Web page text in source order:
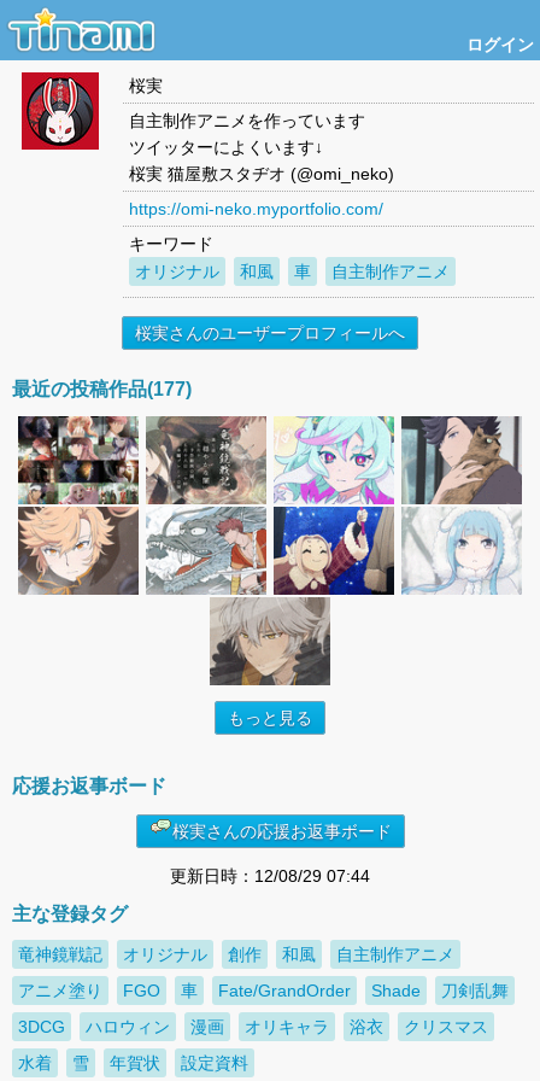
ログイン
桜実
自主制作アニメを作っています
ツイッターによくいます↓
桜実 猫屋敷スタヂオ (@omi_neko)
https://omi-neko.myportfolio.com/
キーワード
オリジナル
和風 車 自主制作アニメ
桜実さんのユーザープロフィールへ
最近の投稿作品(177)
もっと見る
応援お返事ボード
桜実さんの応援お返事ボード
更新日時：12/08/29 07:44
主な登録タグ
竜神鏡戦記 オリジナル 創作 和風
自主制作アニメ
アニメ塗り
FGO 車 Fate/GrandOrder Shade
刀剣乱舞
3DCG
ハロウィン 漫画 オリキャラ 浴衣
クリスマス
水着
雪 年賀状 設定資料